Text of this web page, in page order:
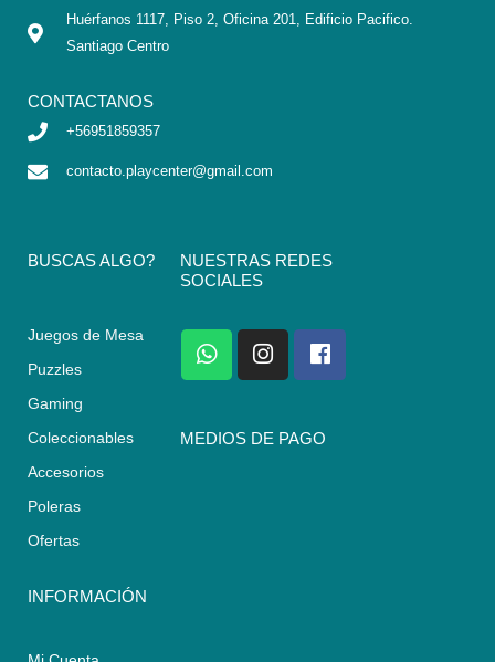
Huérfanos 1117, Piso 2, Oficina 201, Edificio Pacifico.
Santiago Centro
CONTACTANOS
+56951859357
contacto.playcenter@gmail.com
BUSCAS ALGO?
Juegos de Mesa
Puzzles
Gaming
Coleccionables
Accesorios
Poleras
Ofertas
INFORMACIÓN
NUESTRAS REDES
SOCIALES
W
h
a
s
I
n
s
a
F
a
c
b
MEDIOS DE PAGO